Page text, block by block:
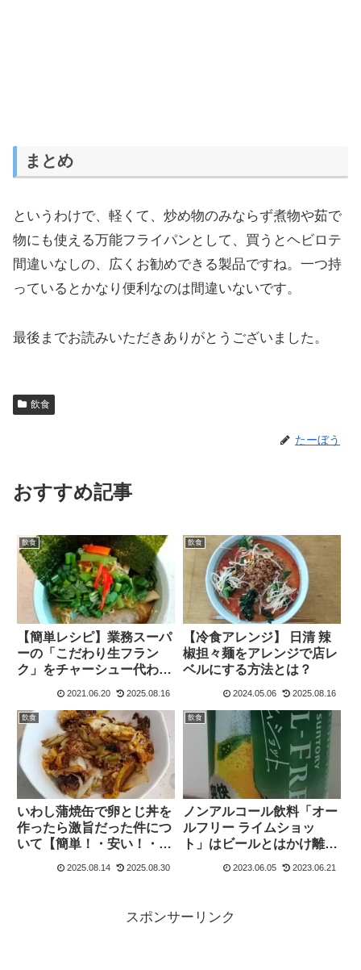
まとめ
というわけで、軽くて、炒め物のみならず煮物や茹で
物にも使える万能フライパンとして、買うとヘビロテ
間違いなしの、広くお勧めできる製品ですね。一つ持
っているとかなり便利なのは間違いないです。
最後までお読みいただきありがとうございました。
飲食
たーぼう
おすすめ記事
飲食
【簡単レシピ】業務スーパ
ーの「こだわり生フラン
ク」をチャーシュー代わり
2021.06.20 2025.08.16
飲食
【冷食アレンジ】 日清 辣
椒担々麺をアレンジで店レ
ベルにする方法とは？
2024.05.06 2025.08.16
飲食
いわし蒲焼缶で卵とじ丼を
作ったら激旨だった件につ
いて【簡単！・安い！・旨
2025.08.14 2025.08.30
飲食
ノンアルコール飲料「オー
ルフリー ライムショッ
ト」はビールとはかけ離れ
た味だが、これはこれで美
2023.06.05 2023.06.21
スポンサーリンク